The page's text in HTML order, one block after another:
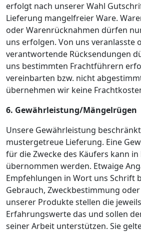
erfolgt nach unserer Wahl
Lieferung mangelfreier Ware.
oder Warenrücknahmen dürfen
uns erfolgen. Von uns veranlasste
verantwortende Rücksendungen
uns bestimmten Frachtführern
vereinbarten bzw. nicht
übernehmen wir keine
6. Gewährleistung/Mängelrügen
Unsere Gewährleistung
mustergetreue Lieferung. Eine
für die Zwecke des Käufers kann in
übernommen werden. Etwaige
Empfehlungen in Wort uns Schrift
Gebrauch, Zweckbestimmung
unserer Produkte stellen die
Erfahrungswerte das und sollen
seiner Arbeit unterstützen. Sie